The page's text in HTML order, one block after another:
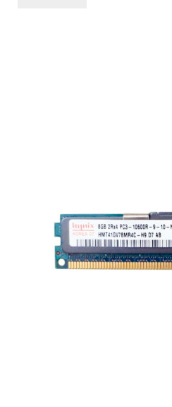
Блоки живлення
Контролери RAID
Кулери та системи охолодження